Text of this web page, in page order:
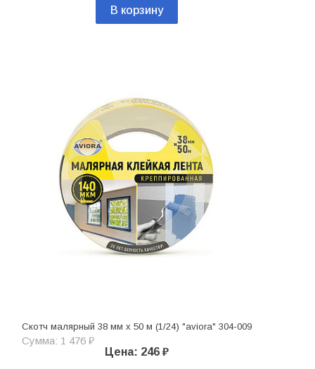
В корзину
Скотч малярный 38 мм х 50 м (1/24) "aviora" 304-009
Сумма: 1 476 ₽
Цена: 246 ₽